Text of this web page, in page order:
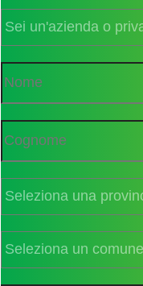
un'azienda
o
privato?